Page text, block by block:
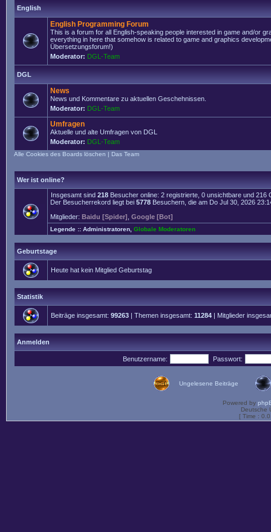
English
English Programming Forum
This is a forum for all English-speaking people interested in game and/or
everything in here that somehow is related to game and graphics
Übersetzungsforum!)
Moderator: DGL-Team
DGL
News
News und Kommentare zu aktuellen Geschehnissen.
Moderator: DGL-Team
Umfragen
Aktuelle und alte Umfragen von DGL
Moderator: DGL-Team
Alle Cookies des Boards löschen | Das Team
Wer ist online?
Insgesamt sind 218 Besucher online: 2 registrierte, 0 unsichtbare und
Der Besucherrekord liegt bei 5778 Besuchern, die am Do Jul 30, 2026
Mitglieder: Baidu [Spider] Google [Bot]
Legende :: Administratoren Globale Moderatoren
Geburtstage
Heute hat kein Mitglied Geburtstag
Statistik
Beiträge insgesamt: 99263 | Themen insgesamt: 11284 | Mitglieder
Anmelden
Benutzername: Passwort:
Ungelesene Beiträge
Powered by
Deutsche
[ Time :